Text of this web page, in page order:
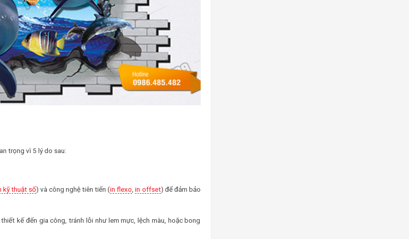
trọng vì 5 lý do sau:
kỹ thuật số) và công nghệ tiên tiến (in flexo ,in offset) để đảm bảo
kế đến gia công, tránh lỗi như lem mực, lệch màu, hoặc bong